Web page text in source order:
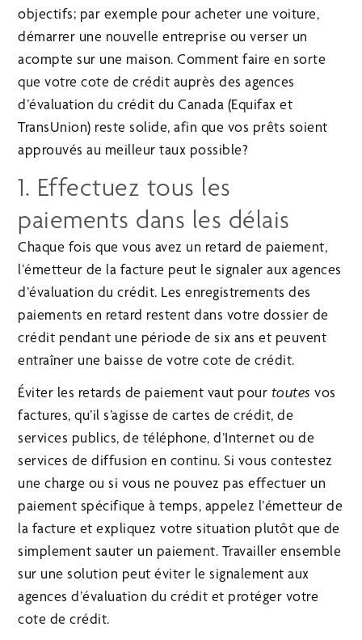
objectifs; par exemple pour acheter une voiture,
démarrer une nouvelle entreprise ou verser un
acompte sur une maison. Comment faire en sorte
que votre cote de crédit auprès des agences
d’évaluation du crédit du Canada (Equifax et
TransUnion) reste solide, afin que vos prêts soient
approuvés au meilleur taux possible?
1. Effectuez tous les
paiements dans les délais
Chaque fois que vous avez un retard de paiement,
l’émetteur de la facture peut le signaler aux agences
d’évaluation du crédit. Les enregistrements des
paiements en retard restent dans votre dossier de
crédit pendant une période de six ans et peuvent
entraîner une baisse de votre cote de crédit.
Éviter les retards de paiement vaut pour toutes vos
factures, qu’il s’agisse de cartes de crédit, de
services publics, de téléphone, d’Internet ou de
services de diffusion en continu. Si vous contestez
une charge ou si vous ne pouvez pas effectuer un
paiement spécifique à temps, appelez l’émetteur de
la facture et expliquez votre situation plutôt que de
simplement sauter un paiement. Travailler ensemble
sur une solution peut éviter le signalement aux
agences d’évaluation du crédit et protéger votre
cote de crédit.